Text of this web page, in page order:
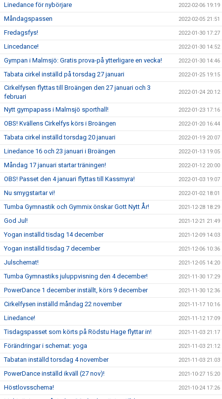
Linedance för nybörjare 2022-02-06 19:19
Måndagspassen 2022-02-05 21:51
Fredagsfys! 2022-01-30 17:27
Lincedance! 2022-01-30 14:52
Gympan i Malmsjö: Gratis prova-på ytterligare en vecka! 2022-01-30 14:46
Tabata cirkel inställd på torsdag 27 januari 2022-01-25 19:15
Cirkelfysen flyttas till Broängen den 27 januari och 3
februari
2022-01-24 20:12
Nytt gympapass i Malmsjö sporthall! 2022-01-23 17:16
OBS! Kvällens Cirkelfys körs i Broängen 2022-01-20 16:44
Tabata cirkel inställd torsdag 20 januari 2022-01-19 20:07
Linedance 16 och 23 januari i Broängen 2022-01-13 19:05
Måndag 17 januari startar träningen! 2022-01-12 20:00
OBS! Passet den 4 januari flyttas till Kassmyra! 2022-01-03 19:07
Nu smygstartar vi! 2022-01-02 18:01
Tumba Gymnastik och Gymmix önskar Gott Nytt År! 2021-12-28 18:29
God Jul! 2021-12-21 21:49
Yogan inställd tisdag 14 december 2021-12-09 14:03
Yogan inställd tisdag 7 december 2021-12-06 10:36
Julschemat! 2021-12-05 14:20
Tumba Gymnastiks juluppvisning den 4 december! 2021-11-30 17:29
PowerDance 1 december inställt, körs 9 december 2021-11-30 12:36
Cirkelfysen inställd måndag 22 november 2021-11-17 10:16
Linedance! 2021-11-12 17:09
Tisdagspasset som körts på Rödstu Hage flyttar in! 2021-11-03 21:17
Förändringar i schemat: yoga 2021-11-03 21:12
Tabatan inställd torsdag 4 november 2021-11-03 21:03
PowerDance inställd ikväll (27 nov)! 2021-10-27 15:20
Höstlovsschema! 2021-10-24 17:26